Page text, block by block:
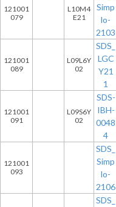
121001
079
L10M4
E21
Simp
lo-
2103
121001
089
L09L6Y
02
SDS_
LGC
Y21
1
121001
091
L09S6Y
02
SDS-
IBH-
0048
4
121001
093
SDS_
Simp
lo-
2106
SDS_